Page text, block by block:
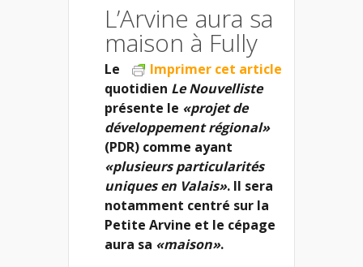
L’Arvine aura sa
maison à Fully
Imprimer cet article
Le
quotidien Le Nouvelliste
présente le «projet de
développement régional»
(PDR) comme ayant
«plusieurs particularités
uniques en Valais». Il sera
notamment centré sur la
Petite Arvine et le cépage
aura sa «maison».